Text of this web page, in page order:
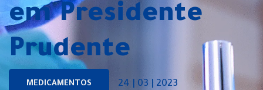
em Presidente
Prudente
MEDICAMENTOS 24 | 03 | 2023